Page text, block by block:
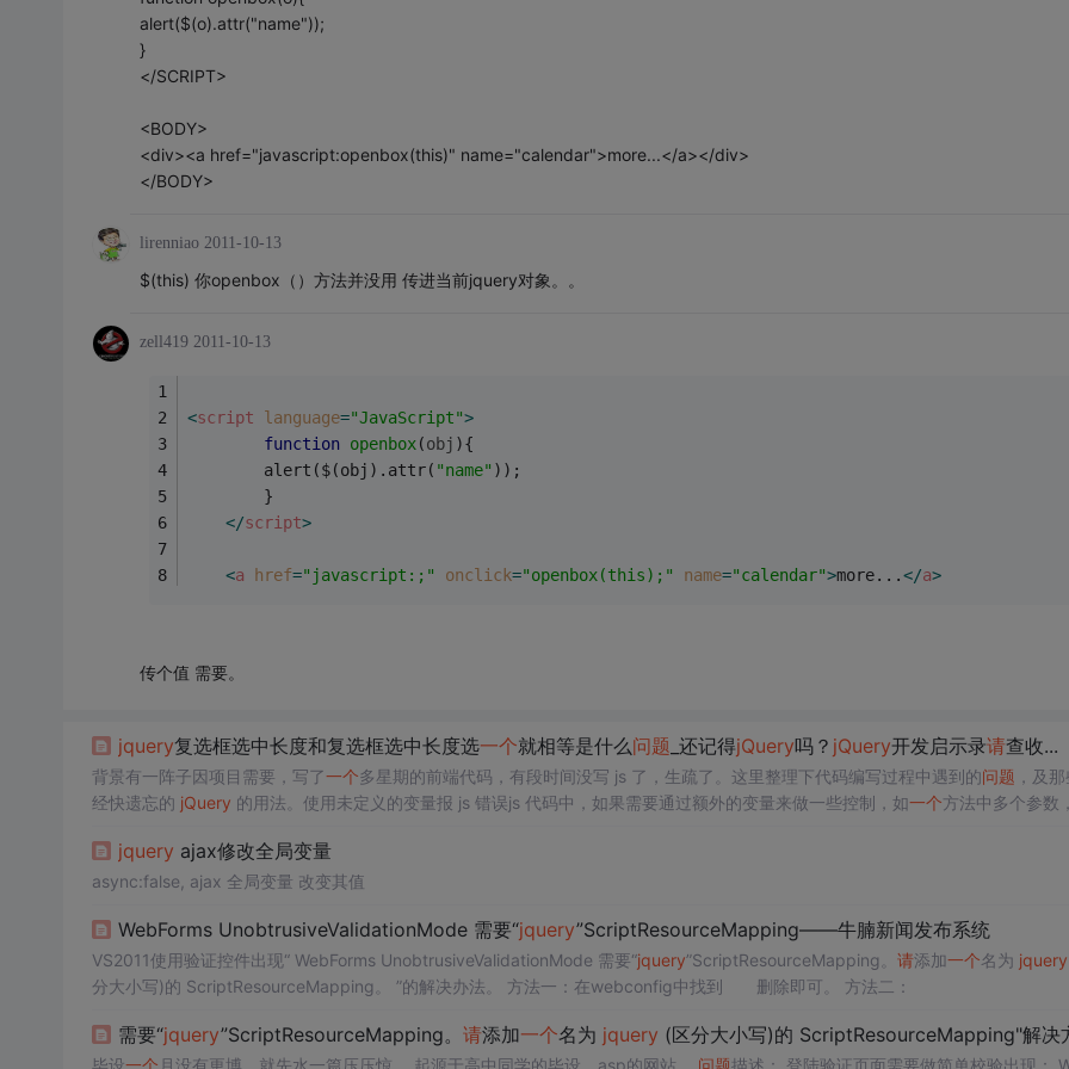
alert($(o).attr("name"));
}
</SCRIPT>
<BODY>
<div><a href="javascript:openbox(this)" name="calendar">more...</a></div>
</BODY>
lirenniao 2011-10-13
$(this) 你openbox（）方法并没用 传进当前jquery对象。。
zell419 2011-10-13
<script language="JavaScript">
function openbox(obj ){
        alert($(obj).attr(
"name" ));
        }
</script>
<a href="javascript:;" onclick="openbox(this);" name="calendar">more...</a>
传个值 需要。
jquery复选框选中长度和复选框选中长度选一个就相等是什么问题 _还记得jQuery吗？ jQuery开发启示录请查收...
背景有一阵子因项目需要，写了一个多星期的前端代码，有段时间没写 js 了，生疏了。这里整理下代码编写过程中遇到的问题 ，及
经快遗忘的 jQuery 的用法。使用未定义的变量报 js 错误js 代码中，如果需要通过额外的变量来做一些控制，如一个方法中多个参数
断...jquery ajax修改全局变量
async:false, ajax 全局变量 改变其值
WebForms UnobtrusiveValidationMode 需要“jquery”ScriptResourceMapping——牛腩新闻发布系统
VS2011使用验证控件出现“ WebForms UnobtrusiveValidationMode 需要“jquery”ScriptResourceMapping。 请添加一个名为 jquery
分大小写)的 ScriptResourceMapping。 ”的解决办法。 方法一：在webconfig中找到 删除即可。 方法二：
需要“jquery”ScriptResourceMapping。 请添加一个名为 jquery (区分大小写)的 ScriptResourceMapping"解决
毕设一个 月没有更博，就先水一篇压压惊。 起源于高中同学的毕设，asp的网站。 问题描述： 登陆验证页面需要做简单校验出现： WebF